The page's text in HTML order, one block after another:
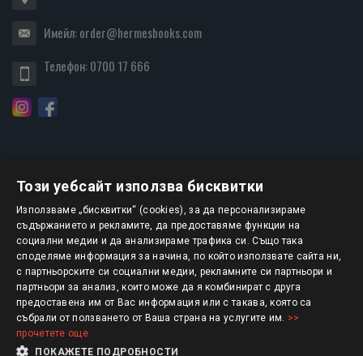
Имейл:order@hermesbooks.com
Телефон:0700 17 666
БЮЛЕТИН
АБОНИРАНЕ
Авторско право © 2025 HERMESBOOKS.BG
1 EUR = 1.95583 BGN
Този уебсайт използва бисквитки
Използваме „бисквитки“ (cookies), за да персонализираме
съдържанието и рекламите, да предоставяме функции на
социални медии и да анализираме трафика си. Също така
споделяме информация за начина, по който използвате сайта ни,
с партньорските си социални медии, рекламните си партньори и
партньори за анализ, които може да я комбинират с друга
предоставена им от Вас информация или с такава, която са
събрали от ползването от Ваша страна на услугите им. >>
прочетете още
ПОКАЖЕТЕ ПОДРОБНОСТИ